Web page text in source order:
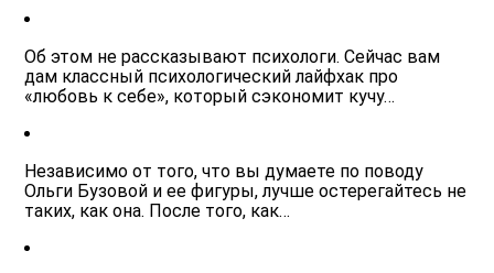
Об этом не рассказывают психологи. Сейчас вам
дам классный психологический лайфхак про
«любовь к себе», который сэкономит кучу…
Независимо от того, что вы думаете по поводу
Ольги Бузовой и ее фигуры, лучше остерегайтесь не
таких, как она. После того, как…